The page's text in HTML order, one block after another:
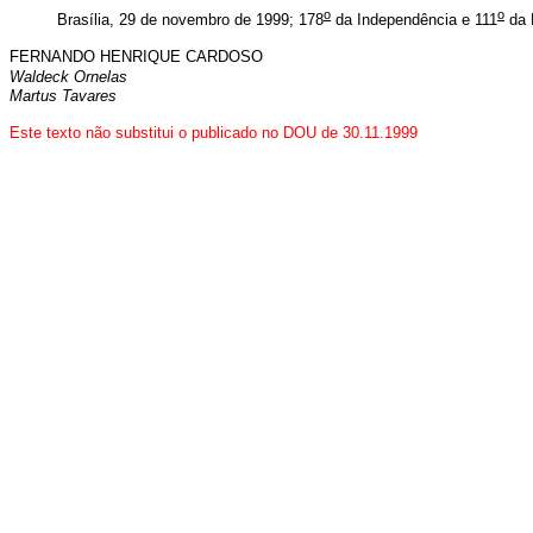
Brasília, 29 de novembro de 1999; 178o da Independência e 111o da
FERNANDO HENRIQUE CARDOSO
Waldeck Ornelas
Martus Tavares
Este texto não substitui o publicado no DOU de 30.11.1999